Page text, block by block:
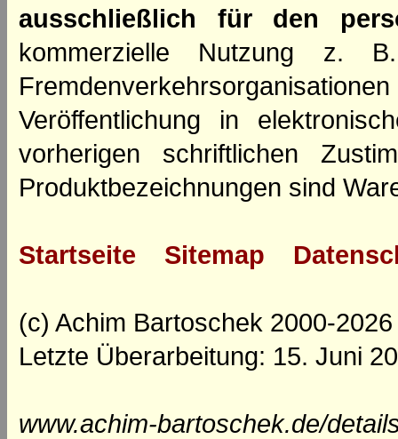
ausschließlich für den
kommerzielle Nutzung z.
Veröffentlichung in
vorherigen schriftlichen
Produktbezeichnungen sind
Startseite Sitemap
(c) Achim Bartoschek 2000-2026
Letzte Überarbeitung: 15. Juni
www.achim-bartoschek.de/